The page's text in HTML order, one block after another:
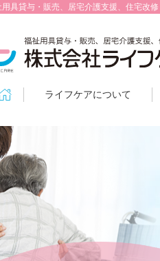
用具貸与・販売、居宅介護支援、住宅改修
ライフケアについて